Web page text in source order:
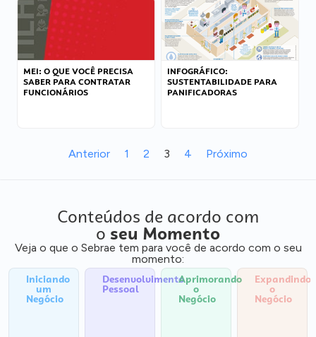
MEI: O QUE VOCÊ PRECISA
SABER PARA CONTRATAR
FUNCIONÁRIOS
INFOGRÁFICO:
SUSTENTABILIDADE PARA
PANIFICADORAS
Anterior 1 2 3 4 Próximo
Conteúdos de acordo com
o seu Momento
Veja o que o Sebrae tem para você de acordo com o seu
momento:
Iniciando
um
Negócio
Desenvolvimento
Pessoal
Aprimorando
o
Negócio
Expandindo
o
Negócio